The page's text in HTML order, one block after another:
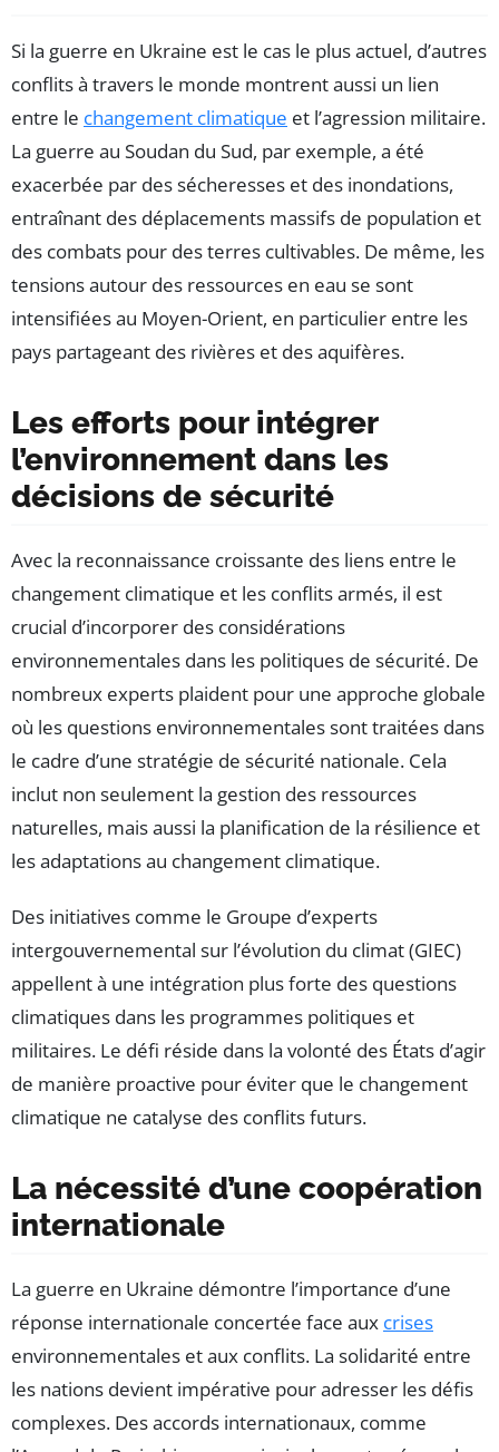
Si la guerre en Ukraine est le cas le plus actuel, d’autres
conflits à travers le monde montrent aussi un lien
entre le changement climatique et l’agression militaire.
La guerre au Soudan du Sud, par exemple, a été
exacerbée par des sécheresses et des inondations,
entraînant des déplacements massifs de population et
des combats pour des terres cultivables. De même, les
tensions autour des ressources en eau se sont
intensifiées au Moyen-Orient, en particulier entre les
pays partageant des rivières et des aquifères.
Les efforts pour intégrer
l’environnement dans les
décisions de sécurité
Avec la reconnaissance croissante des liens entre le
changement climatique et les conflits armés, il est
crucial d’incorporer des considérations
environnementales dans les politiques de sécurité. De
nombreux experts plaident pour une approche globale
où les questions environnementales sont traitées dans
le cadre d’une stratégie de sécurité nationale. Cela
inclut non seulement la gestion des ressources
naturelles, mais aussi la planification de la résilience et
les adaptations au changement climatique.
Des initiatives comme le Groupe d’experts
intergouvernemental sur l’évolution du climat (GIEC)
appellent à une intégration plus forte des questions
climatiques dans les programmes politiques et
militaires. Le défi réside dans la volonté des États d’agir
de manière proactive pour éviter que le changement
climatique ne catalyse des conflits futurs.
La nécessité d’une coopération
internationale
La guerre en Ukraine démontre l’importance d’une
réponse internationale concertée face aux crises
environnementales et aux conflits. La solidarité entre
les nations devient impérative pour adresser les défis
complexes. Des accords internationaux, comme